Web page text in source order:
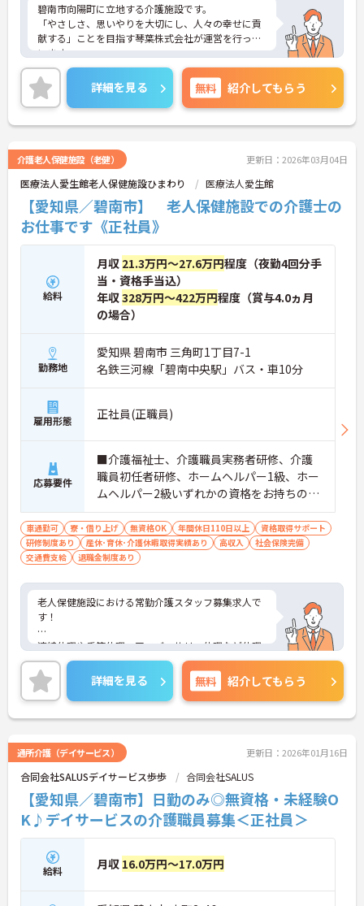
碧南市向陽町に立地する介護施設です。
「やさしさ、思いやりを大切にし、人々の幸せに貢
献する」ことを目指す琴葉株式会社が運営を行って
います。
スタッフ同士のチームワーク抜群！新人さんもすぐ
に馴染めますよ。
ご興味をお持ちの方には詳細の情報や面接のポイン
トをお伝えしますのでお気軽にお問い合わせくださ
いませ。
詳細を見る 無料 紹介してもらう
介護老人保健施設（老健） 更新日：2026年03月04日
医療法人愛生館老人保健施設ひまわり 医療法人愛生館
【愛知県／碧南市】 老人保健施設での介護士の
お仕事です《正社員》
給料
月収 21.3万円～27.6万円程度（夜勤4回分手
当・資格手当込）
年収328万円～422万円程度（賞与4.0ヵ月
の場合）
勤務地
愛知県 碧南市 三角町1丁目7-1
名鉄三河線「碧南中央駅」バス・車10分
雇用形態 正社員(正職員)
応募要件
■介護福祉士、介護職員実務者研修、介護
職員初任者研修、ホームヘルパー1級、ホー
ムヘルパー2級いずれかの資格をお持ちの方
※無資格・未経験応相談
車通勤可 寮・借り上げ 無資格OK 年間休日110日以上
資格取得サポート
研修制度あり
産休･育休･介護休暇取得実績あり 高収入
社会保険完備
交通費支給
退職金制度あり
老人保健施設における常勤介護スタッフ募集求人で
す！
連続休暇や季節休暇、アニバーサリー休暇など休暇
制度が充実しておりお休みがしっかり取れる環境で
す！
研修や勉強会などスキルアップの為の教育体制も充
実です！
ご興味ある方には、面接のポイントなど、さらに詳
細をお話致しますのでお気軽にご相談ください。
詳細を見る 無料 紹介してもらう
通所介護（デイサービス） 更新日：2026年01月16日
合同会社SALUSデイサービス歩歩 合同会社SALUS
【愛知県／碧南市】日勤のみ◎無資格・未経験O
K♪デイサービスの介護職員募集＜正社員＞
給料 月収 16.0万円～17.0万円